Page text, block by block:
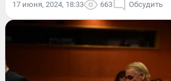
17 июня, 2024, 18:33 663 Обсудить